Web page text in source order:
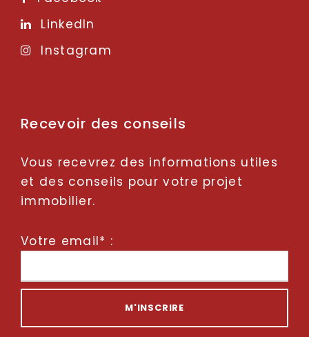
LinkedIn
Instagram
Recevoir des conseils
Vous recevrez des informations utiles
et des conseils pour votre projet
immobilier.
Votre email* :